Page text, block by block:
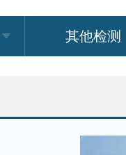
其他检测